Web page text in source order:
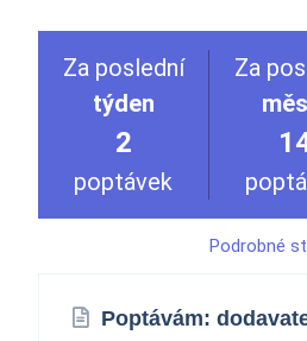
Za poslední
týden
2
poptávek
Za
Podrobné
Poptávám: